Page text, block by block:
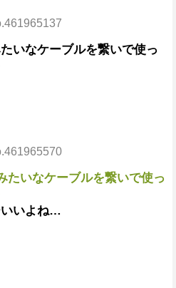
いなケーブルを繋いで使っ
たいなケーブルを繋いで使っ
いいよね…